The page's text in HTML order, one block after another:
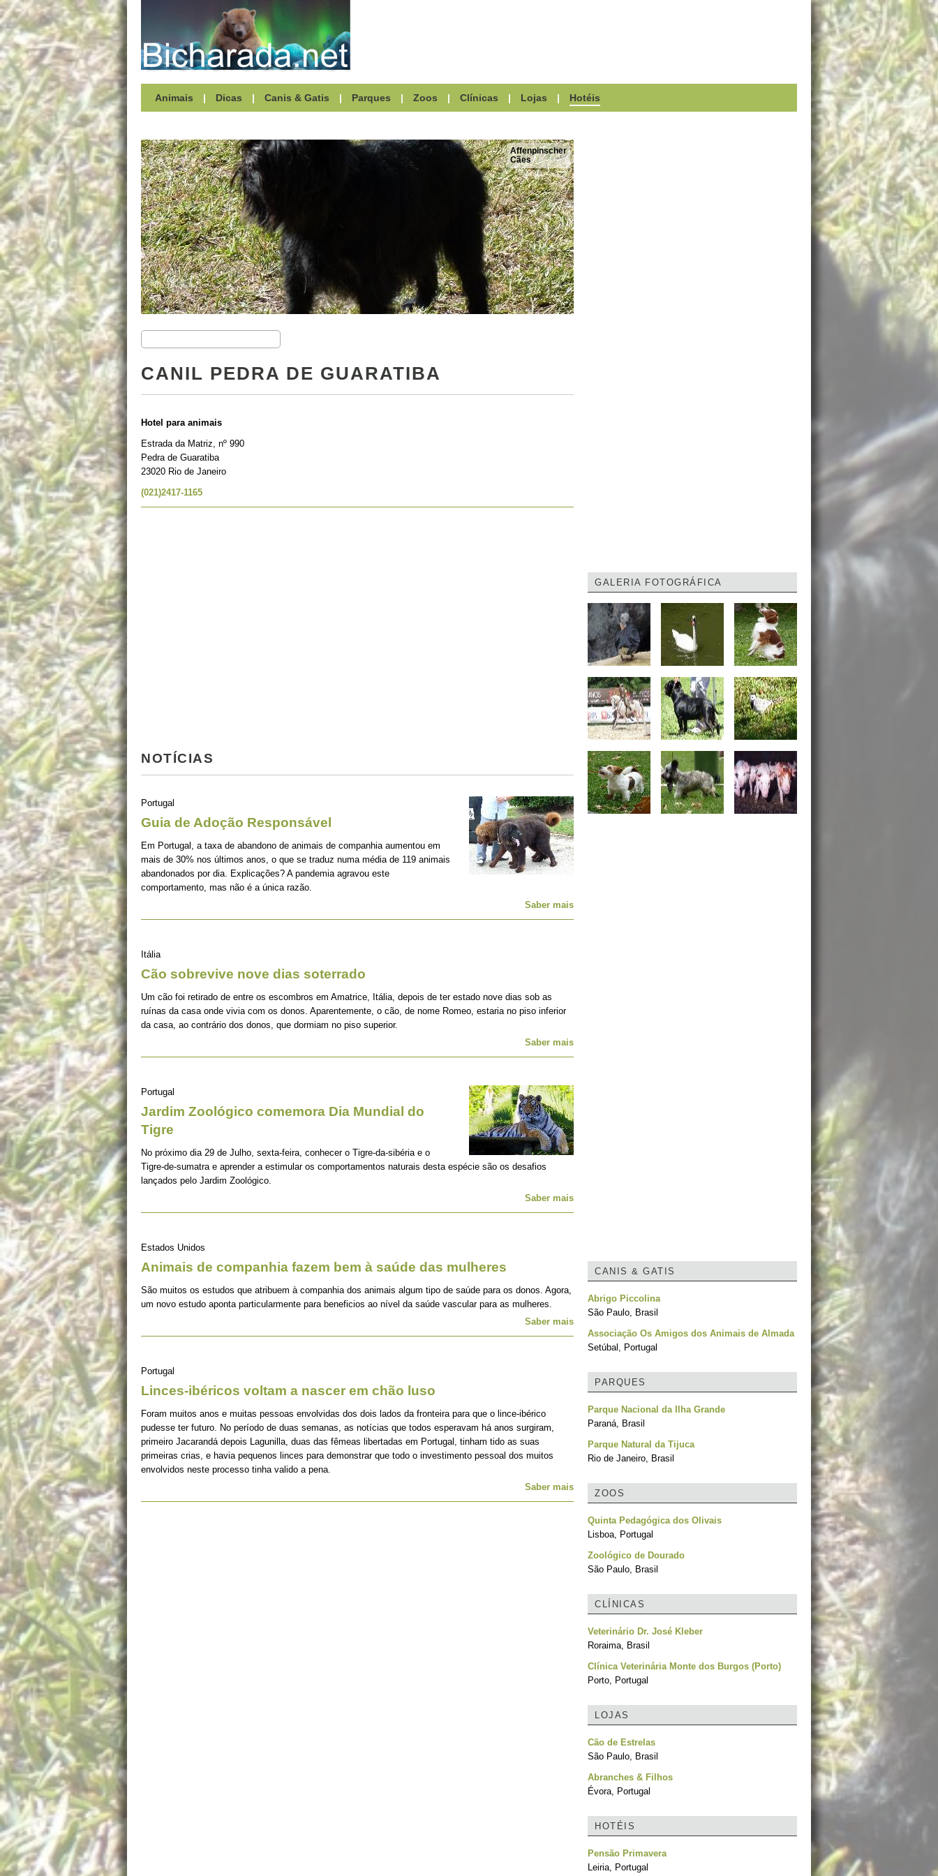
Animais | Dicas | Canis & Gatis | Parques | Zoos | Clínicas | Lojas | Hotéis
Affenpinscher
Cães
CANIL PEDRA DE GUARATIBA
Hotel para animais
Estrada da Matriz, nº 990
Pedra de Guaratiba
23020 Rio de Janeiro
(021)2417-1165
NOTÍCIAS
Portugal
Guia de Adoção Responsável
Em Portugal, a taxa de abandono de animais de companhia aumentou em
mais de 30% nos últimos anos, o que se traduz numa média de 119 animais
abandonados por dia. Explicações? A pandemia agravou este
comportamento, mas não é a única razão.
Saber mais
Itália
Cão sobrevive nove dias soterrado
Um cão foi retirado de entre os escombros em Amatrice, Itália, depois de ter estado nove dias sob as
ruínas da casa onde vivia com os donos. Aparentemente, o cão, de nome Romeo, estaria no piso inferior
da casa, ao contrário dos donos, que dormiam no piso superior.
Saber mais
Portugal
Jardim Zoológico comemora Dia Mundial do
Tigre
No próximo dia 29 de Julho, sexta-feira, conhecer o Tigre-da-sibéria e o
Tigre-de-sumatra e aprender a estimular os comportamentos naturais desta espécie são os desafios
lançados pelo Jardim Zoológico.
Saber mais
Estados Unidos
Animais de companhia fazem bem à saúde das mulheres
São muitos os estudos que atribuem à companhia dos animais algum tipo de saúde para os donos. Agora,
um novo estudo aponta particularmente para beneficios ao nível da saúde vascular para as mulheres.
Saber mais
Portugal
Linces-ibéricos voltam a nascer em chão luso
Foram muitos anos e muitas pessoas envolvidas dos dois lados da fronteira para que o lince-ibérico
pudesse ter futuro. No período de duas semanas, as notícias que todos esperavam há anos surgiram,
primeiro Jacarandá depois Lagunilla, duas das fêmeas libertadas em Portugal, tinham tido as suas
primeiras crias, e havia pequenos linces para demonstrar que todo o investimento pessoal dos muitos
envolvidos neste processo tinha valido a pena.
Saber mais
GALERIA FOTOGRÁFICA
CANIS & GATIS
Abrigo Piccolina
São Paulo, Brasil
Associação Os Amigos dos Animais de Almada
Setúbal, Portugal
PARQUES
Parque Nacional da Ilha Grande
Paraná, Brasil
Parque Natural da Tijuca
Rio de Janeiro, Brasil
ZOOS
Quinta Pedagógica dos Olivais
Lisboa, Portugal
Zoológico de Dourado
São Paulo, Brasil
CLÍNICAS
Veterinário Dr. José Kleber
Roraima, Brasil
Clínica Veterinária Monte dos Burgos (Porto)
Porto, Portugal
LOJAS
Cão de Estrelas
São Paulo, Brasil
Abranches & Filhos
Évora, Portugal
HOTÉIS
Pensão Primavera
Leiria, Portugal